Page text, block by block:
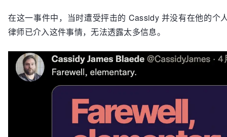
在这一事件中，当时遭受抨击的 Cassidy 并没有在他的个
律师已介入这件事情，无法透露太多信息。